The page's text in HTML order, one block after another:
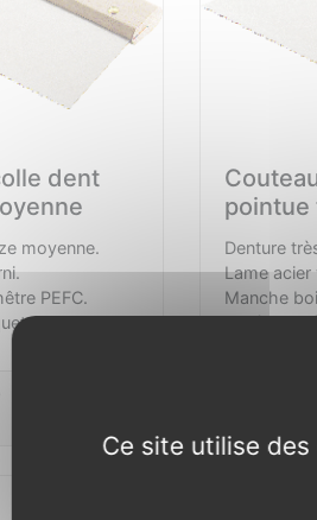
dent
moyenne.
PEFC.
conseil.
pointue
Denture
Lame acier
Manche
Livré avec
Ce site utilise